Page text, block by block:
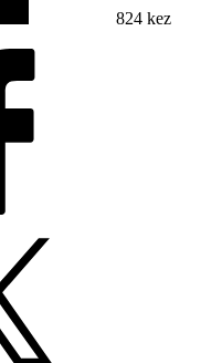
824 kez